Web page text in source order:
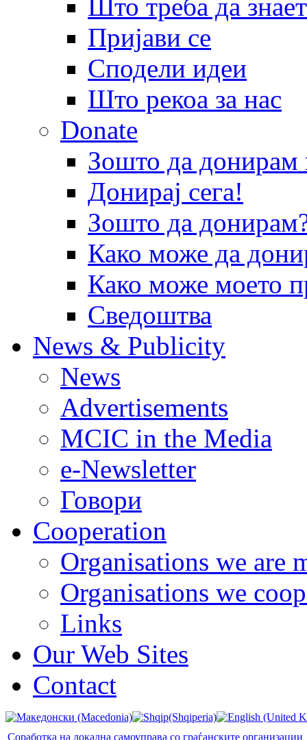
Што треба да
Пријави се
Сподели идеи
Што рекоа за нас
Donate
Зошто да
Донирај сега!
Зошто да
Како може да
Како може моето
Сведоштва
News & Publicity
News
Advertisements
MCIC in the Media
e-Newsletter
Говори
Cooperation
Organisations we are
Organisations we
Links
Our Web Sites
Contact
Соработка на локална самоуправа со граѓанските организации